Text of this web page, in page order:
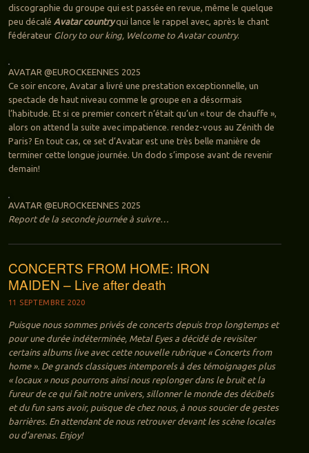
discographie du groupe qui est passée en revue, même le quelque
peu décalé Avatar countryqui lance le rappel avec, après le chant
fédérateur Glory to our king, Welcome to Avatar country.
AVATAR @EUROCKEENNES 2025
Ce soir encore, Avatar a livré une prestation exceptionnelle, un
spectacle de haut niveau comme le groupe en a désormais
l’habitude. Et si ce premier concert n’était qu’un « tour de chauffe »,
alors on attend la suite avec impatience. rendez-vous au Zénith de
Paris? En tout cas, ce set d’Avatar est une très belle manière de
terminer cette longue journée. Un dodo s’impose avant de revenir
demain!
AVATAR @EUROCKEENNES 2025
Report de la seconde journée à suivre…
CONCERTS FROM HOME: IRON
MAIDEN – Live after death
11 SEPTEMBRE 2020
Puisque nous sommes privés de concerts depuis trop longtemps et
pour une durée indéterminée, Metal Eyes a décidé de revisiter
certains albums live avec cette nouvelle rubrique « Concerts from
home ». De grands classiques intemporels à des témoignages plus
« locaux » nous pourrons ainsi nous replonger dans le bruit et la
fureur de ce qui fait notre univers, sillonner le monde des décibels
et du fun sans avoir, puisque de chez nous, à nous soucier de gestes
barrières. En attendant de nous retrouver devant les scène locales
ou d’arenas. Enjoy!